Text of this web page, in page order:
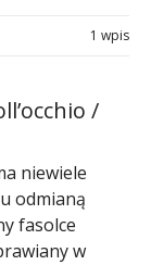
1 wpis
/
niewiele
odmianą
fasolce
w